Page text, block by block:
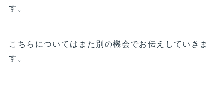
す。
こちらについてはまた別の機会でお伝えしていきま
す。